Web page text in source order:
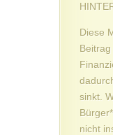
Diese
sinkt.
nicht